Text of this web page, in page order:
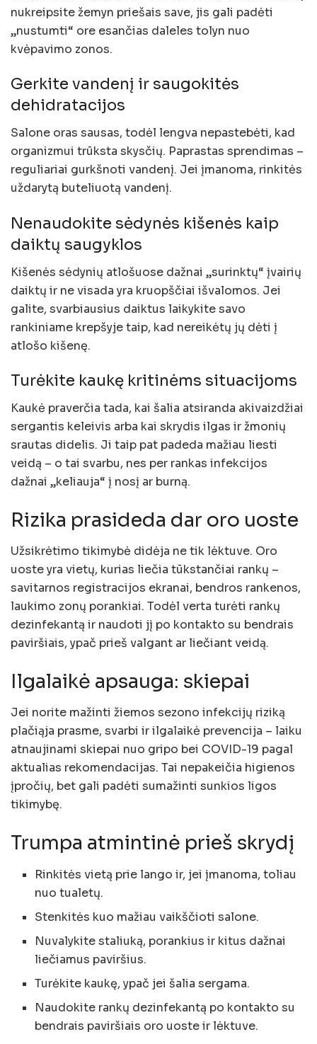
nukreipsite žemyn priešais save, jis gali padėti
„nustumti“ ore esančias daleles tolyn nuo
kvėpavimo zonos.
Gerkite vandenį ir saugokitės
dehidratacijos
Salone oras sausas, todėl lengva nepastebėti, kad
organizmui trūksta skysčių. Paprastas sprendimas –
reguliariai gurkšnoti vandenį. Jei įmanoma, rinkitės
uždarytą buteliuotą vandenį.
Nenaudokite sėdynės kišenės kaip
daiktų saugyklos
Kišenės sėdynių atlošuose dažnai „surinktų“ įvairių
daiktų ir ne visada yra kruopščiai išvalomos. Jei
galite, svarbiausius daiktus laikykite savo
rankiniame krepšyje taip, kad nereikėtų jų dėti į
atlošo kišenę.
Turėkite kaukę kritinėms situacijoms
Kaukė praverčia tada, kai šalia atsiranda akivaizdžiai
sergantis keleivis arba kai skrydis ilgas ir žmonių
srautas didelis. Ji taip pat padeda mažiau liesti
veidą – o tai svarbu, nes per rankas infekcijos
dažnai „keliauja“ į nosį ar burną.
Rizika prasideda dar oro uoste
Užsikrėtimo tikimybė didėja ne tik lėktuve. Oro
uoste yra vietų, kurias liečia tūkstančiai rankų –
savitarnos registracijos ekranai, bendros rankenos,
laukimo zonų porankiai. Todėl verta turėti rankų
dezinfekantą ir naudoti jį po kontakto su bendrais
paviršiais, ypač prieš valgant ar liečiant veidą.
Ilgalaikė apsauga: skiepai
Jei norite mažinti žiemos sezono infekcijų riziką
plačiąja prasme, svarbi ir ilgalaikė prevencija – laiku
atnaujinami skiepai nuo gripo bei COVID-19 pagal
aktualias rekomendacijas. Tai nepakeičia higienos
įpročių, bet gali padėti sumažinti sunkios ligos
tikimybę.
Trumpa atmintinė prieš skrydį
Rinkitės vietą prie lango ir, jei įmanoma, toliau
nuo tualetų.
Stenkitės kuo mažiau vaikščioti salone.
Nuvalykite staliuką, porankius ir kitus dažnai
liečiamus paviršius.
Turėkite kaukę, ypač jei šalia sergama.
Naudokite rankų dezinfekantą po kontakto su
bendrais paviršiais oro uoste ir lėktuve.